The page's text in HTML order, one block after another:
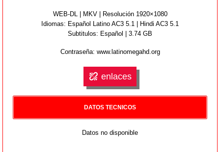
WEB-DL | MKV | Resolución 1920×1080
Idiomas: Español Latino AC3 5.1 | Hindi AC3 5.1
Subtitulos: Español | 3.74 GB
Contraseña: www.latinomegahd.org
enlaces
DATOS TECNICOS
Datos no disponible